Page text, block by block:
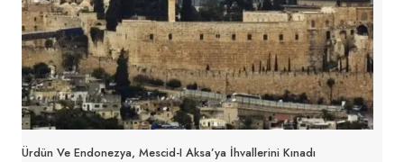
Ürdün Ve Endonezya, Mescid-I Aksa’ya İhvallerini Kınadı